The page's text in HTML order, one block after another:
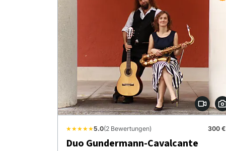
★★★★★5.0(2 Bewertungen) 300 €
Duo Gundermann-Cavalcante